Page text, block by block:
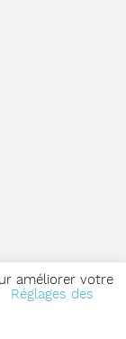
améliorer votre
Réglages des